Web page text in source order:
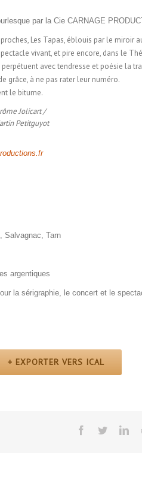
par la Cie CARNAGE
Les Tapas, éblouis par le miroir
vivant, et pire encore, dans le
perpétuent avec tendresse et poésie la
grâce, à ne pas rater leur numéro.
le bitume.
Jolicart /
Petitguyot
Salvagnac, Tarn
argentiques
la sérigraphie, le concert et le
+ EXPORTER VERS ICAL
Facebook
Twitter